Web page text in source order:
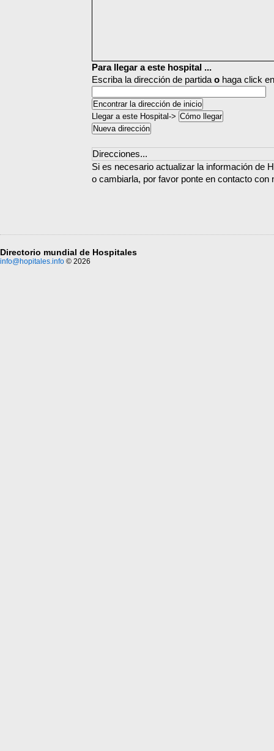
Para llegar a este hospital ...
Escriba la dirección de partida o haga click
Llegar a este Hospital->
Direcciones...
Si es necesario actualizar la información de
o cambiarla, por favor ponte en contacto con
Directorio mundial de Hospitales
info@hopitales.info © 2026